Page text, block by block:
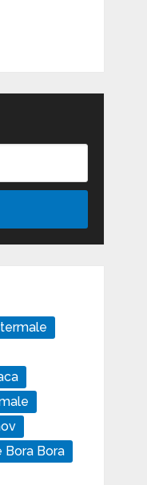
Bora Bora